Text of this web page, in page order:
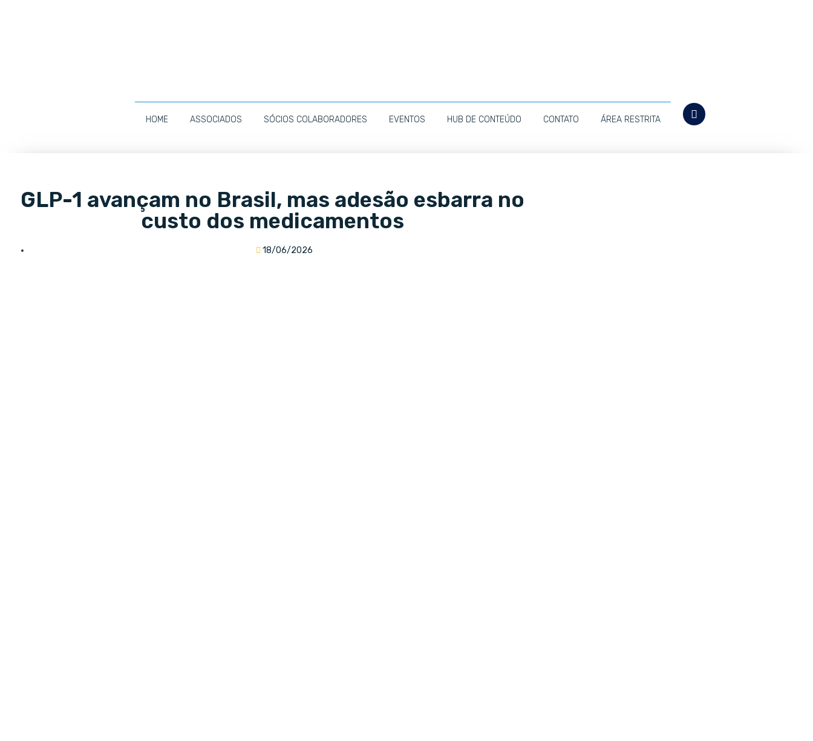
HOME ASSOCIADOS SÓCIOS COLABORADORES EVENTOS HUB DE CONTEÚDO CONTATO ÁREA RESTRITA
GLP-1 avançam no Brasil, mas adesão esbarra no
custo dos medicamentos
18/06/2026